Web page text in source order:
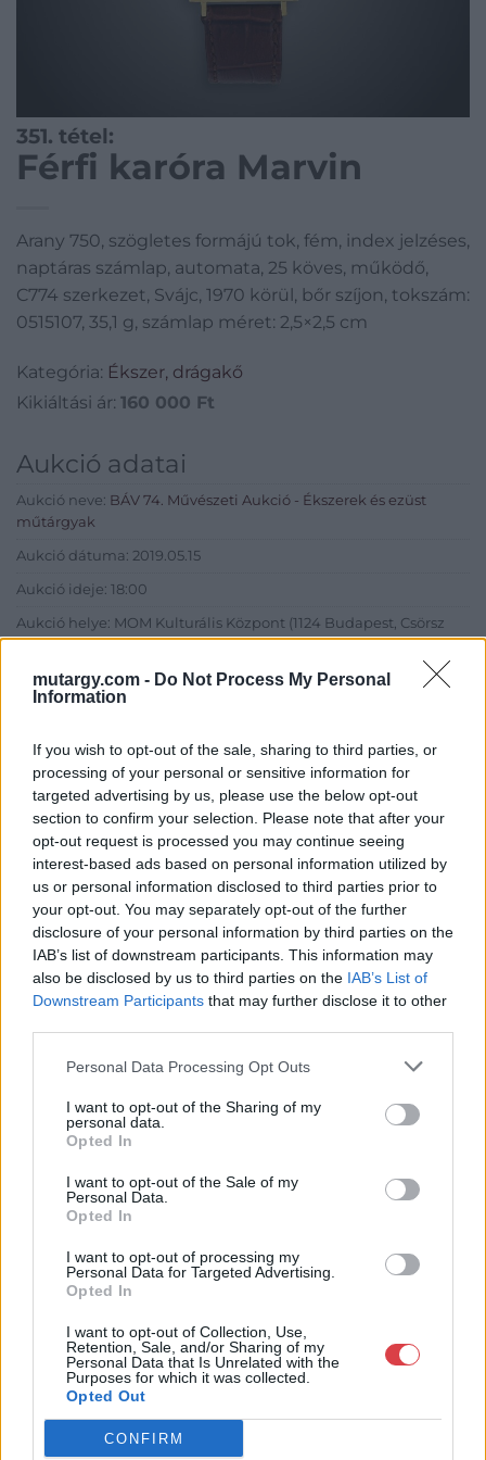
mutargy.com - Do Not Process My Personal
Information
If you wish to opt-out of the sale, sharing to third parties, or
processing of your personal or sensitive information for
targeted advertising by us, please use the below opt-out
section to confirm your selection. Please note that after your
opt-out request is processed you may continue seeing
interest-based ads based on personal information utilized by
us or personal information disclosed to third parties prior to
your opt-out. You may separately opt-out of the further
disclosure of your personal information by third parties on the
IAB’s list of downstream participants. This information may
also be disclosed by us to third parties on the IAB’s List of
Downstream Participants that may further disclose it to other
Personal Data Processing Opt Outs
I want to opt-out of the Sharing of my
personal data.
Opted In
I want to opt-out of the Sale of my
Personal Data.
Opted In
I want to opt-out of processing my
Personal Data for Targeted Advertising.
Opted In
I want to opt-out of Collection, Use,
Retention, Sale, and/or Sharing of my
Personal Data that Is Unrelated with the
Purposes for which it was collected.
Opted Out
CONFIRM
351. tétel:
Férfi karóra Marvin
Arany 750, szögletes formájú tok, fém, index jelzéses,
naptáras számlap, automata, 25 köves, működő,
C774 szerkezet, Svájc, 1970 körül, bőr szíjon, tokszám:
0515107, 35,1 g, számlap méret: 2,5×2,5 cm
Kategória: Ékszer, drágakő
Kikiáltási ár: 160 000 Ft
Aukció adatai
Aukció neve: BÁV 74. Művészeti Aukció - Ékszerek és ezüst
műtárgyak
Aukció dátuma: 2019.05.15
Aukció ideje: 18:00
Aukció helye: MOM Kulturális Központ (1124 Budapest, Csörsz
utca 18.)
Tételszám: 351
Eladó adatai
Galéria
Cím: BÁV ZRt.
1027 Budapest, Csalogány u.
23-33.
Telefon: (06 1) 331 0513
Weboldal: http://bav-art.hu
Bemutatkozás: Az ország legnagyobb múltú, 240 esztendeje
jogfolytonosan működő magyar vállalkozásaként a BÁV ZRt.
műkereskedelem meghatározó szereplője. A 2007-ben
műkereskedelem egyik legfontosabb színterévé, kereskedelmi
és árverési központtá vált. . Hazánk legnagyobb
felkészült munkatársai a hét hat napján állnak a műtárgyat
eladni, vagy venni kívánók rendelkezésére.
GALÉRIA TOVÁBBI MŰTÁRGYAI
KAPCSOLÓDÓ MŰTÁRGYAK